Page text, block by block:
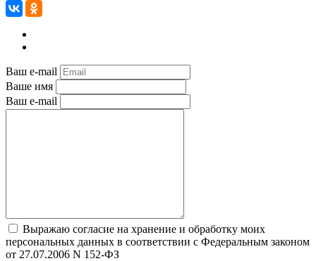
Ваш e-mail
Ваше имя
Ваш e-mail
Выражаю согласие на хранение и обработку моих
персональных данных в соответствии с Федеральным законом
от 27.07.2006 N 152-ФЗ